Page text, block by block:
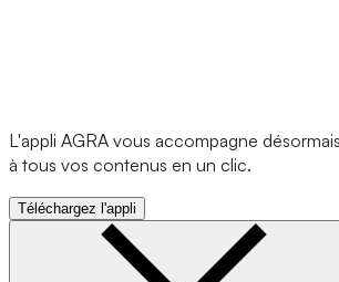
L'appli AGRA vous accompagne
à tous vos contenus en un clic.
Téléchargez l'appli